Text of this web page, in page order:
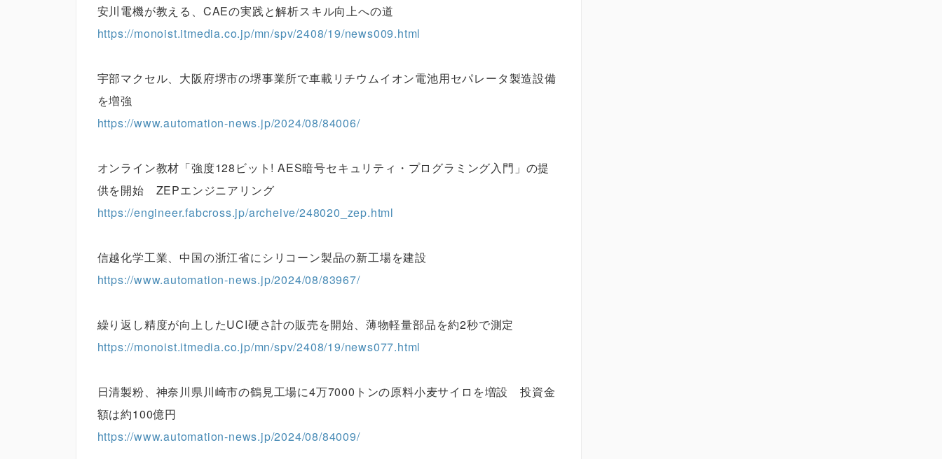
安川電機が教える、CAEの実践と解析スキル向上への道
https://monoist.itmedia.co.jp/mn/spv/2408/19/news009.html
宇部マクセル、大阪府堺市の堺事業所で車載リチウムイオン電池用セパレータ製造設備
を増強
https://www.automation-news.jp/2024/08/84006/
オンライン教材「強度128ビット! AES暗号セキュリティ・プログラミング入門」の提
供を開始 ZEPエンジニアリング
https://engineer.fabcross.jp/archeive/248020_zep.html
信越化学工業、中国の浙江省にシリコーン製品の新工場を建設
https://www.automation-news.jp/2024/08/83967/
繰り返し精度が向上したUCI硬さ計の販売を開始、薄物軽量部品を約2秒で測定
https://monoist.itmedia.co.jp/mn/spv/2408/19/news077.html
日清製粉、神奈川県川崎市の鶴見工場に4万7000トンの原料小麦サイロを増設 投資金
額は約100億円
https://www.automation-news.jp/2024/08/84009/